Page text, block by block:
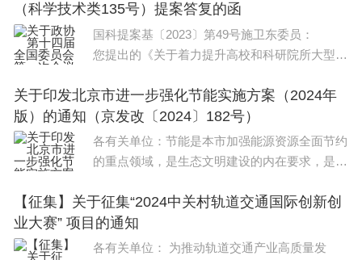
目、市基金—小米创新联合基金、市基
（科学技术类135号）提案答复的函
国科提案基〔2023〕第49号施卫东委员：
您提出的《关于着力提升高校和科研院所大型科
教育部，现答复如下。 加强大型科研仪器开
放共享是提高科技资
关于印发北京市进一步强化节能实施方案（2024年
版）的通知（京发改〔2024〕182号）
各有关单位：节能是本市加强能源资源全面节约
的重点领域，是生态文明建设的内在要求，是美
好节能工作，持续发挥节能的“第一能源”作用，
加强高质量发
【征集】关于征集“2024中关村轨道交通国际创新创
业大赛” 项目的通知
各有关单位： 为推动轨道交通产业高质量发